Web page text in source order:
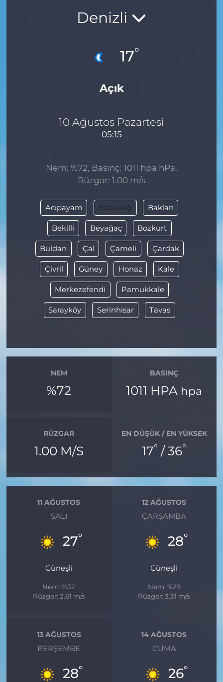
Denizli
17°
Açık
10 Ağustos Pazartesi
05:15
Nem: %72, Basınç: 1011 hpa hPa,
Rüzgar: 1.00 m/s
Acıpayam Babadağ Baklan
Bekilli Beyağaç Bozkurt
Buldan Çal Çameli Çardak
Çivril Güney Honaz Kale
Merkezefendi Pamukkale
Sarayköy Serinhisar Tavas
NEM
%72
BASINÇ
1011 HPA hpa
RÜZGAR
1.00 M/S
EN DÜŞÜK / EN YÜKSEK
17° / 36°
11 AĞUSTOS
SALI
27°
Güneşli
Nem: %32
Rüzgar: 2.61 m/s
12 AĞUSTOS
ÇARŞAMBA
28°
Güneşli
Nem: %29
Rüzgar: 3.31 m/s
13 AĞUSTOS
PERŞEMBE
28°
14 AĞUSTOS
CUMA
26°
GÜNCEL